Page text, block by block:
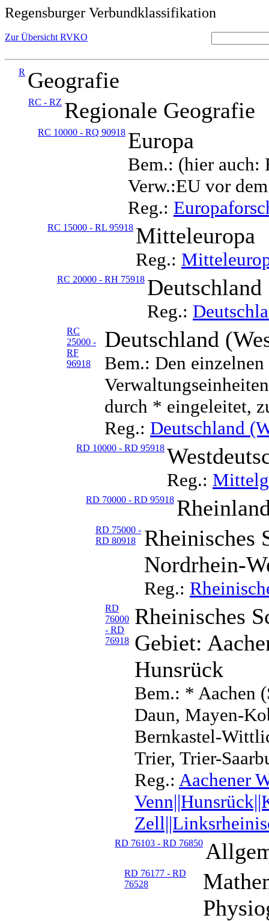
Regensburger Verbundklassifikation
Zur Übersicht RVKO
R Geografie
RC - RZ Regionale Geografie
RC 10000 - RQ 90918 Europa
Bem.: (hier auch:
Verw.:EU vor
Reg.:
RC 15000 - RL 95918 Mitteleuropa
Reg.:
RC 20000 - RH 75918 Deutschland
Reg.:
RC
25000 -
RF
96918
Deutschland
Bem.: Den
durch * eingeleitet,
Reg.: Deutschland
RD 10000 - RD 95918
Reg.:
RD 70000 - RD 95918
RD 75000 -
RD 80918
Rheinisches
Nordrhein-
Reg.:
RD
76000
- RD
76918
Rheinisches
Gebiet:
Hunsrück
Bem.: * Aachen
Daun, Mayen-
Bernkastel-
Trier, Trier-
Reg.: Aachener
RD 76103 - RD 76850
RD 76177 - RD
76528